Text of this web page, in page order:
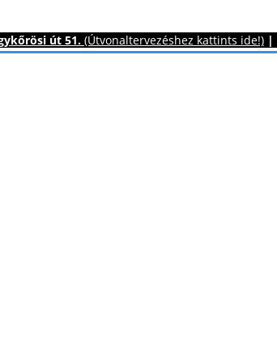
út 51.(Útvonaltervezéshez kattints ide!) |